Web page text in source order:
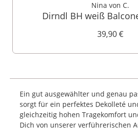
Nina von C.
Dirndl BH weiß
39,90 €
Ein gut ausgewählter und genau
sorgt für ein perfektes Dekolleté
gleichzeitig hohen Tragekomfort
Dich von unserer verführerischen